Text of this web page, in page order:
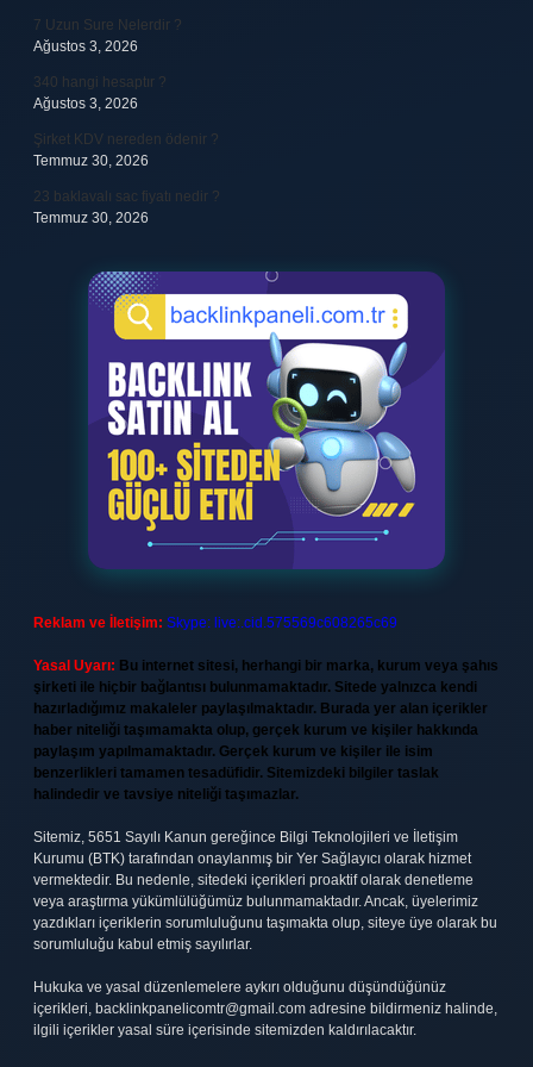
7 Uzun Sure Nelerdir ?
Ağustos 3, 2026
340 hangi hesaptır ?
Ağustos 3, 2026
Şirket KDV nereden ödenir ?
Temmuz 30, 2026
23 baklavalı sac fiyatı nedir ?
Temmuz 30, 2026
Reklam ve İletişim: Skype: live:.cid.575569c608265c69
Yasal Uyarı: Bu internet sitesi, herhangi bir marka, kurum veya şahıs
şirketi ile hiçbir bağlantısı bulunmamaktadır. Sitede yalnızca kendi
hazırladığımız makaleler paylaşılmaktadır. Burada yer alan içerikler
haber niteliği taşımamakta olup, gerçek kurum ve kişiler hakkında
paylaşım yapılmamaktadır. Gerçek kurum ve kişiler ile isim
benzerlikleri tamamen tesadüfidir. Sitemizdeki bilgiler taslak
halindedir ve tavsiye niteliği taşımazlar.
Sitemiz, 5651 Sayılı Kanun gereğince Bilgi Teknolojileri ve İletişim
Kurumu (BTK) tarafından onaylanmış bir Yer Sağlayıcı olarak hizmet
vermektedir. Bu nedenle, sitedeki içerikleri proaktif olarak denetleme
veya araştırma yükümlülüğümüz bulunmamaktadır. Ancak, üyelerimiz
yazdıkları içeriklerin sorumluluğunu taşımakta olup, siteye üye olarak bu
sorumluluğu kabul etmiş sayılırlar.
Hukuka ve yasal düzenlemelere aykırı olduğunu düşündüğünüz
içerikleri, backlinkpanelicomtr@gmail.com adresine bildirmeniz halinde,
ilgili içerikler yasal süre içerisinde sitemizden kaldırılacaktır.